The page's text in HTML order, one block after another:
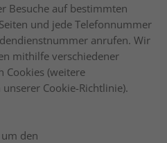
Besuche auf bestimmten
und jede Telefonnummer
anrufen. Wir
mithilfe verschiedener
Cookies (weitere
Cookie-Richtlinie).
um den